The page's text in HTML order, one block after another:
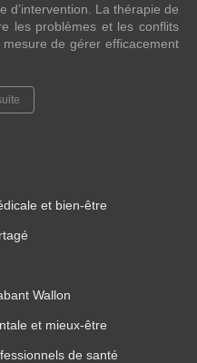
d’intervention. La thérapie de
les problèmes et les conflits
de gérer efficacement
et bien-être
Wallon
et mieux-être
de santé